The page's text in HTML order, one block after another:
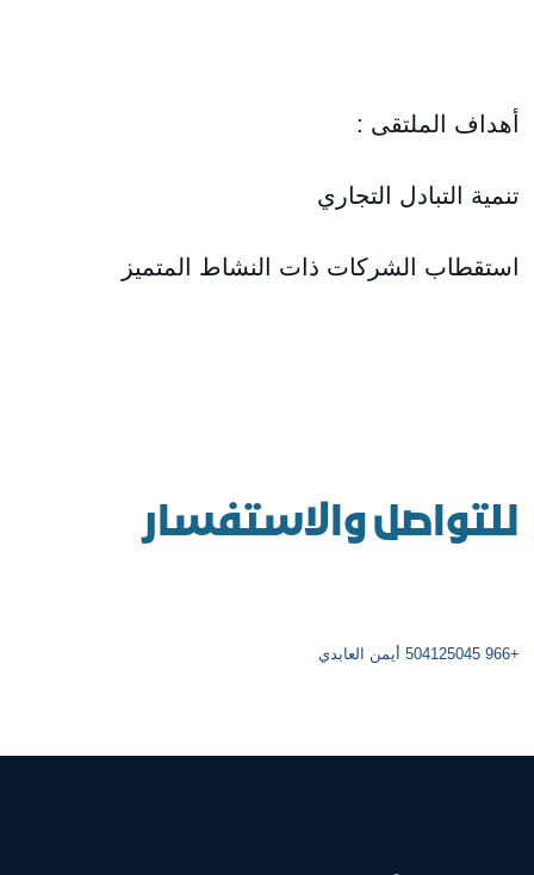
أهداف الملتقى :
تنمية التبادل التجاري
استقطاب الشركات ذات النشاط المتميز
للتواصل والاستفسار
+966 504125045 أيمن العابدي